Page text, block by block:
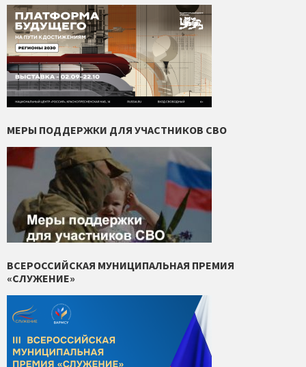
МЕРЫ ПОДДЕРЖКИ ДЛЯ УЧАСТНИКОВ СВО
ВСЕРОССИЙСКАЯ МУНИЦИПАЛЬНАЯ ПРЕМИЯ
«СЛУЖЕНИЕ»